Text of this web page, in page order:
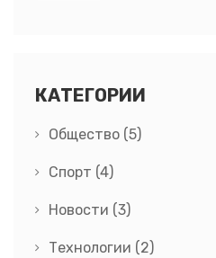
КАТЕГОРИИ
Общество (5)
Спорт (4)
Новости (3)
Технологии (2)